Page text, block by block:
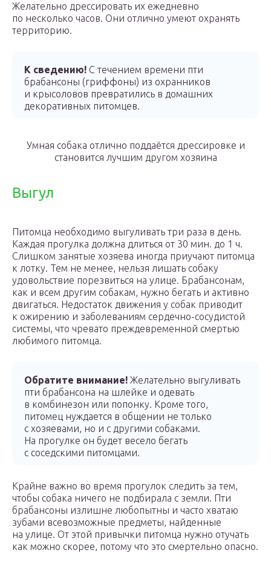
Желательно дрессировать их ежедневно
по несколько часов. Они отлично умеют охранять
территорию.
К сведению! С течением времени пти
брабансоны (гриффоны) из охранников
и крысоловов превратились в домашних
декоративных питомцев.
Умная собака отлично поддаётся дрессировке и
становится лучшим другом хозяина
Выгул
Питомца необходимо выгуливать три раза в день.
Каждая прогулка должна длиться от 30 мин. до 1 ч.
Слишком занятые хозяева иногда приучают питомца
к лотку. Тем не менее, нельзя лишать собаку
удовольствие порезвиться на улице. Брабансонам,
как и всем другим собакам, нужно бегать и активно
двигаться. Недостаток движения у собак приводит
к ожирению и заболеваниям сердечно-сосудистой
системы, что чревато преждевременной смертью
любимого питомца.
Обратите внимание! Желательно выгуливать
пти брабансона на шлейке и одевать
в комбинезон или попонку. Кроме того,
питомец нуждается в общении не только
с хозяевами, но и с другими собаками.
На прогулке он будет весело бегать
с соседскими питомцами.
Крайне важно во время прогулок следить за тем,
чтобы собака ничего не подбирала с земли. Пти
брабансоны излишне любопытны и часто хватаю
зубами всевозможные предметы, найденные
на улице. От этой привычки питомца нужно отучать
как можно скорее, потому что это смертельно опасно.